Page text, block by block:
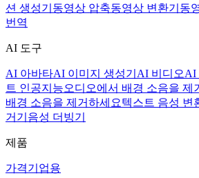
션 생성기 동영상 압축동영상 변환기 동
번역
AI 도구
AI 아바타AI 이미지 생성기 AI 비디오AI
트 인공지능오디오에서 배경 소음을 제
배경 소음을 제거하세요텍스트 음성 변
거기 음성 더빙기
제품
가격기업용